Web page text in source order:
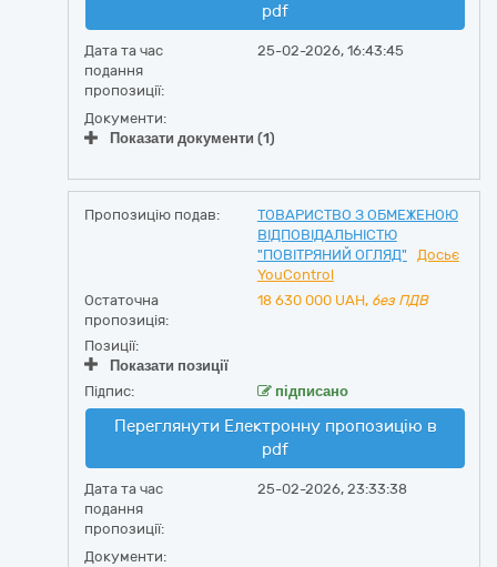
pdf
Дата та час
подання
пропозиції:
25-02-2026, 16:43:45
Документи:
Показати документи (1)
Пропозицію подав:
ТОВАРИСТВО З ОБМЕЖЕНОЮ
ВІДПОВІДАЛЬНІСТЮ
"ПОВІТРЯНИЙ ОГЛЯД"
Досьє
YouControl
Остаточна
пропозиція:
18 630 000 UAH, без ПДВ
Позиції:
Показати позиції
Підпис:
підписано
Переглянути Електронну пропозицію в
pdf
Дата та час
подання
пропозиції:
25-02-2026, 23:33:38
Документи: